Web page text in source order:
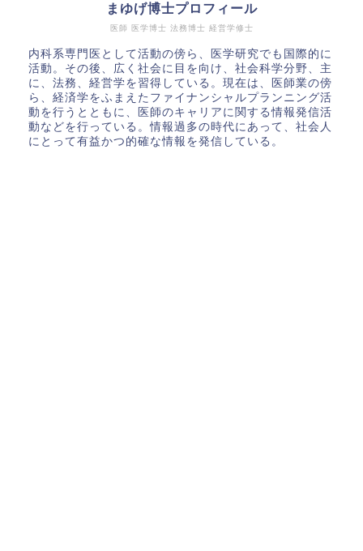
医師 医学博士 法務博士 経営学修士
まゆげ博士プロフィール
内科系専門医として活動の傍ら、医学研究でも国際的に
活動。その後、広く社会に目を向け、社会科学分野、主
に、法務、経営学を習得している。現在は、医師業の傍
ら、経済学をふまえたファイナンシャルプランニング活
動を行うとともに、医師のキャリアに関する情報発信活
動などを行っている。情報過多の時代にあって、社会人
にとって有益かつ的確な情報を発信している。